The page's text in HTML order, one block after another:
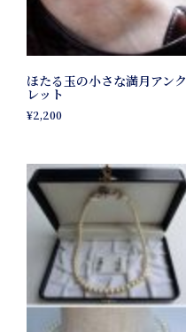
ほたる玉の小さな満月アンク
レット
¥2,200